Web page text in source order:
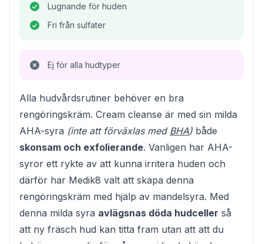
Lugnande för huden
Fri från sulfater
Ej för alla hudtyper
Alla hudvårdsrutiner behöver en bra
rengöringskräm. Cream cleanse är med sin milda
AHA-syra (inte att förväxlas med BHA) både
skonsam och exfolierande. Vanligen har AHA-
syror ett rykte av att kunna irritera huden och
därför har Medik8 valt att skapa denna
rengöringskräm med hjälp av mandelsyra. Med
denna milda syra avlägsnas döda hudceller så
att ny fräsch hud kan titta fram utan att att du